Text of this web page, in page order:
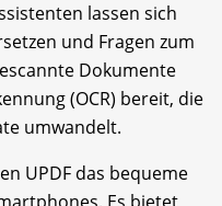
lassen sich
und Fragen zum
Dokumente
(OCR) bereit, die
umwandelt.
UPDF das bequeme